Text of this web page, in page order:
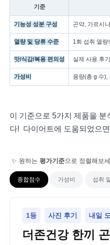
기준
기능성 성분 구성 곤약, 가르시
열량 및 당류 수준 1회 섭취 열
맛/식감/복용 편의성 실제 사용 후
가성비 용량(총 g 수),
이 기준으로 5가지 제품을 분
다! 다이어트에 도움되었으
✨ 원하는 평가기준으로 정렬해보
종합점수 가성비 섭취
1등 사진 후기 내일
더존건강 한끼